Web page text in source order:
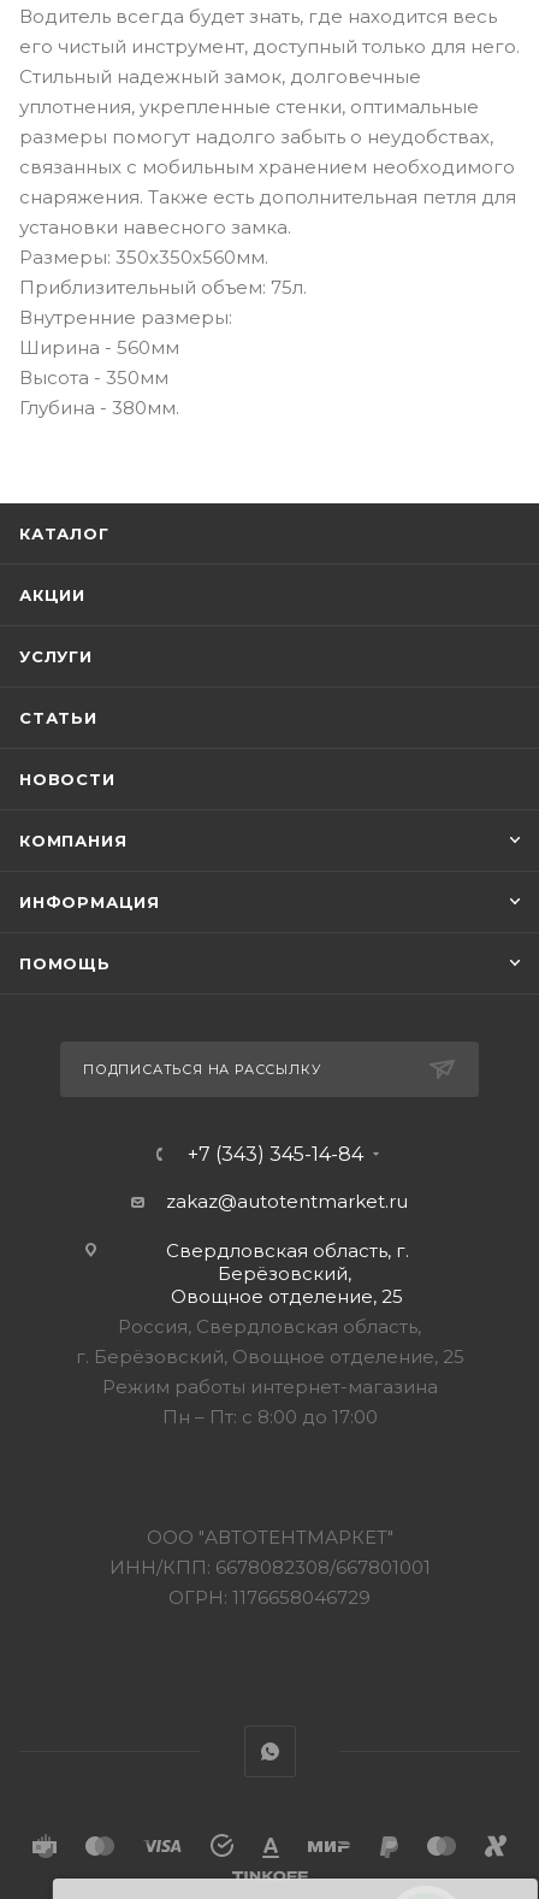
Водитель всегда будет знать, где находится весь
его чистый инструмент, доступный только для него.
Стильный надежный замок, долговечные
уплотнения, укрепленные стенки, оптимальные
размеры помогут надолго забыть о неудобствах,
связанных с мобильным хранением необходимого
снаряжения. Также есть дополнительная петля для
установки навесного замка.
Размеры: 350х350х560мм.
Приблизительный объем: 75л.
Внутренние размеры:
Ширина - 560мм
Высота - 350мм
Глубина - 380мм.
КАТАЛОГ
АКЦИИ
УСЛУГИ
СТАТЬИ
НОВОСТИ
КОМПАНИЯ
ИНФОРМАЦИЯ
ПОМОЩЬ
ПОДПИСАТЬСЯ НА РАССЫЛКУ
+7 (343) 345-14-84
zakaz@autotentmarket.ru
Свердловская область, г.
Берёзовский,
Овощное отделение, 25
Россия, Свердловская область,
г. Берёзовский, Овощное отделение, 25
Режим работы интернет-магазина
Пн – Пт: с 8:00 до 17:00
ООО "АВТОТЕНТМАРКЕТ"
ИНН/КПП: 6678082308/667801001
ОГРН: 1176658046729